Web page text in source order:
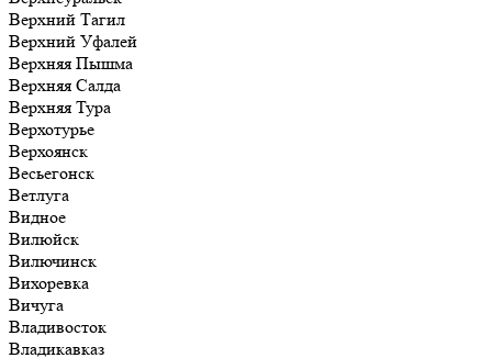
Верхний Тагил
Верхний Уфалей
Верхняя Пышма
Верхняя Салда
Верхняя Тура
Верхотурье
Верхоянск
Весьегонск
Ветлуга
Видное
Вилюйск
Вилючинск
Вихоревка
Вичуга
Владивосток
Владикавказ